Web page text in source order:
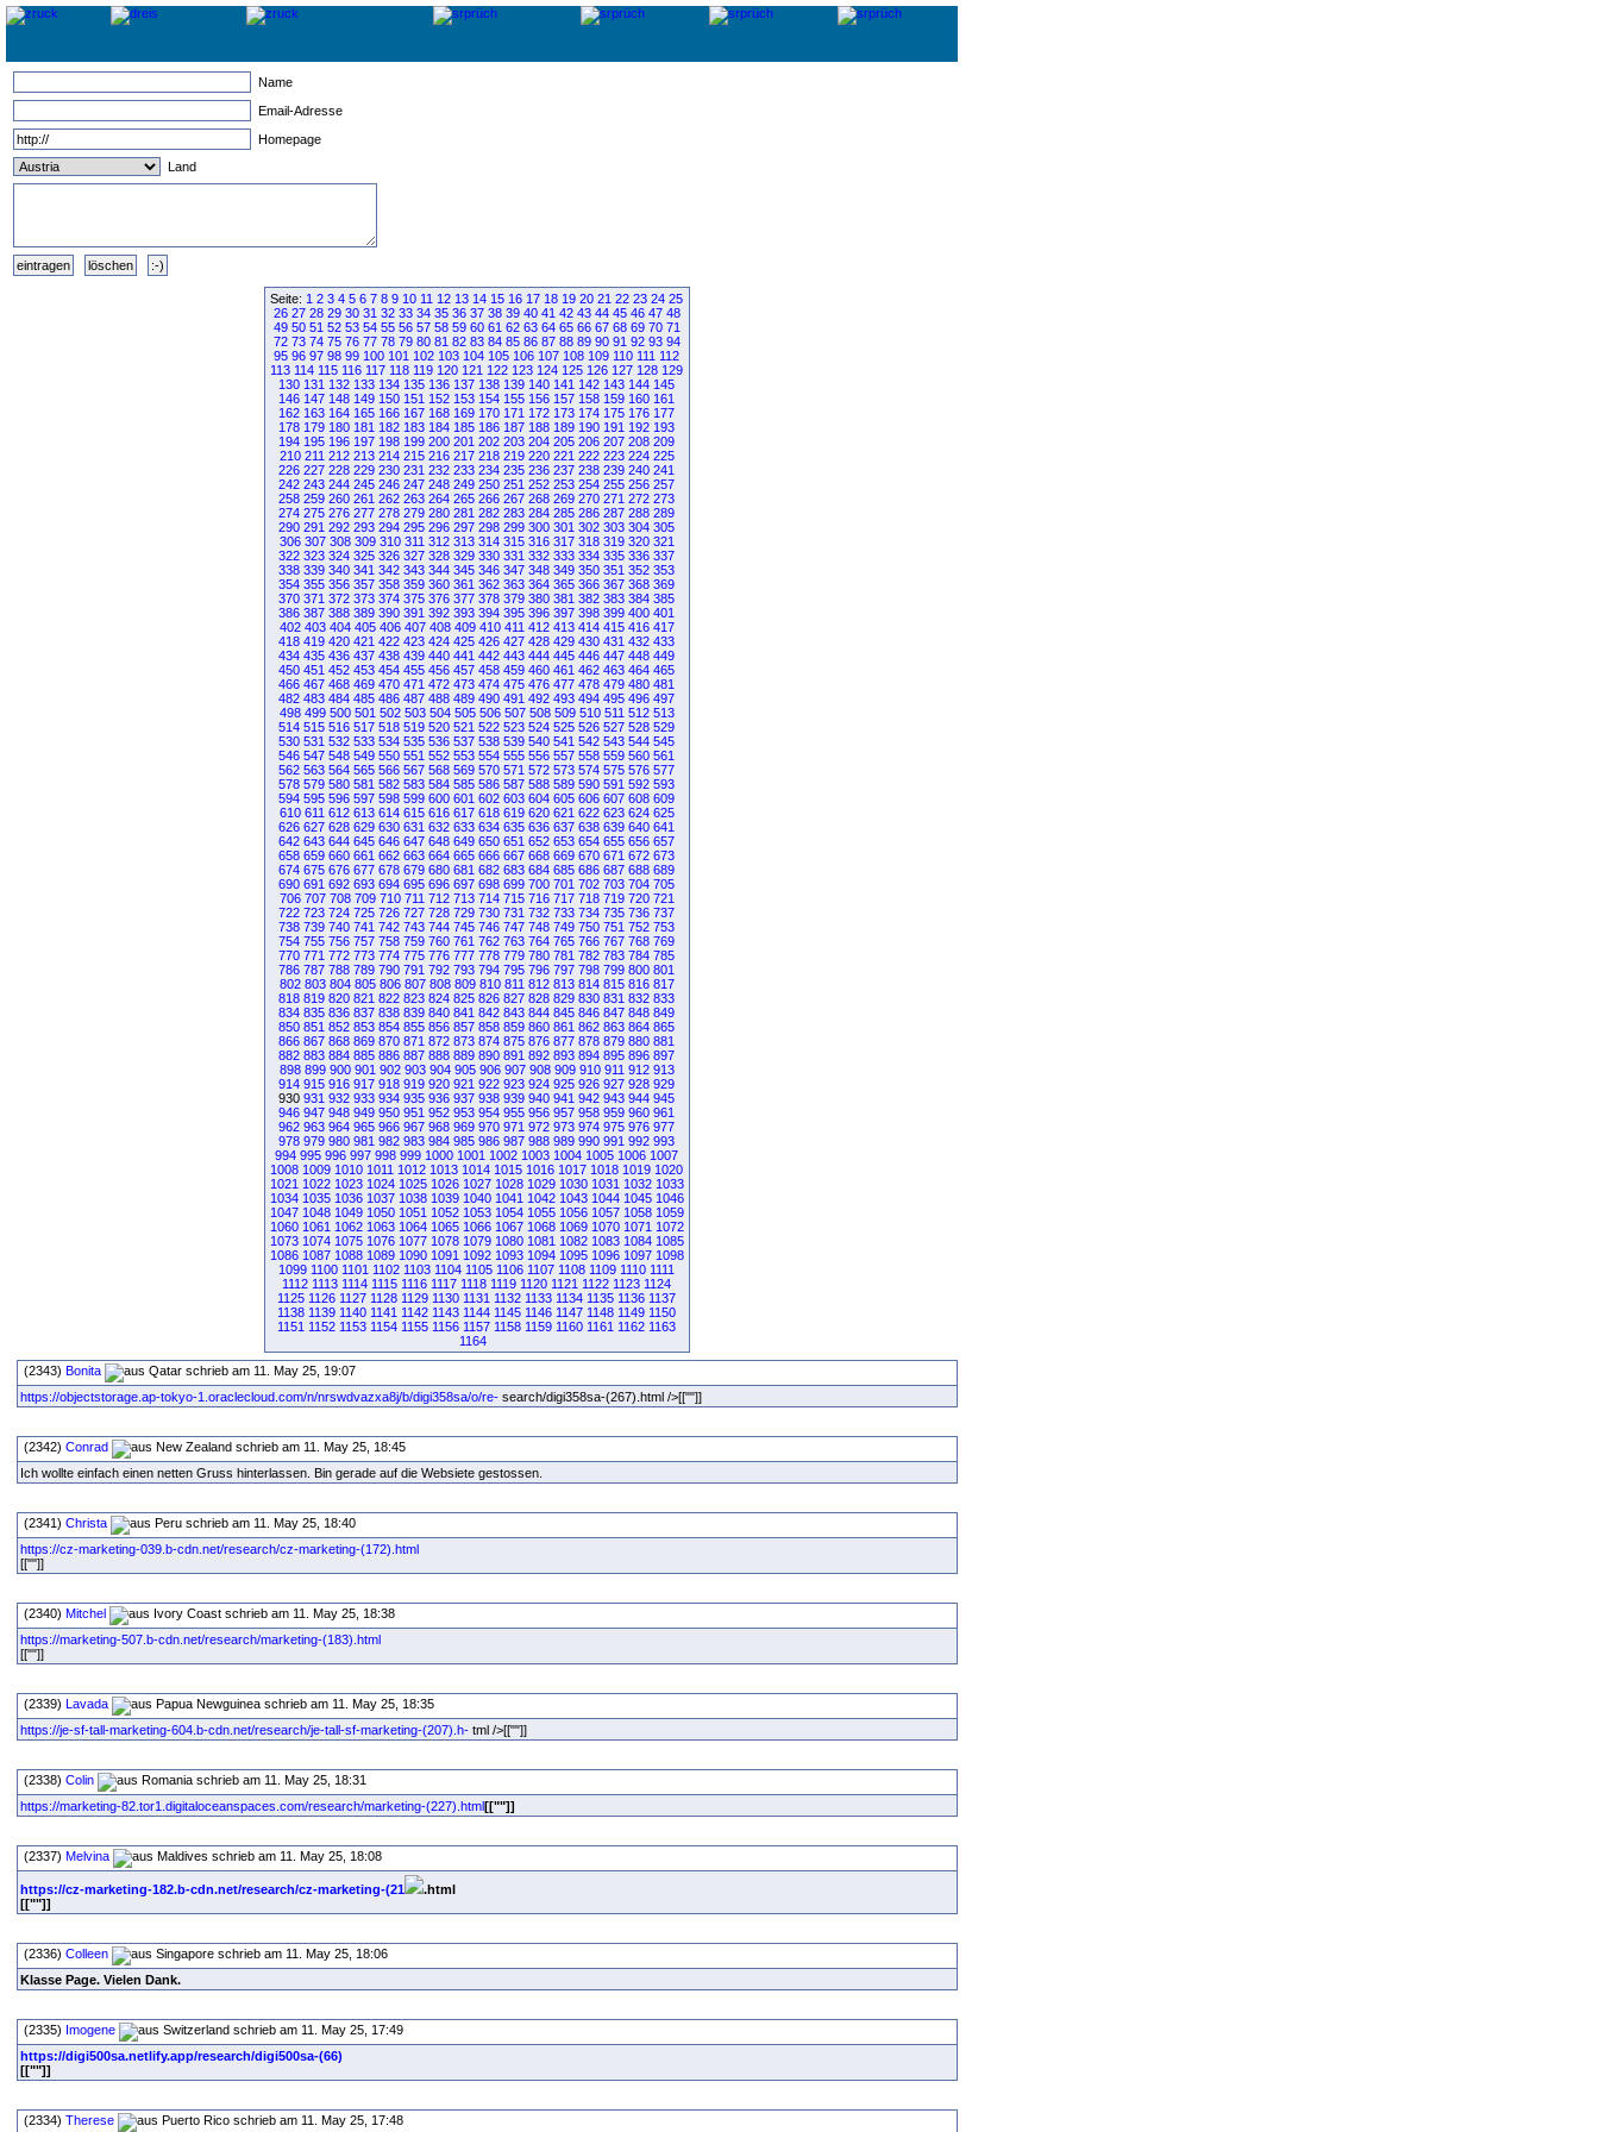
Name
Email-Adresse
Homepage
Land
Seite: 1 2 3 4 5 6 7 8 9 10 11 12 13 14 15 16 17 18 19 20 21 22 23 24 25
26 27 28 29 30 31 32 33 34 35 36 37 38 39 40 41 42 43 44 45 46 47 48
49 50 51 52 53 54 55 56 57 58 59 60 61 62 63 64 65 66 67 68 69 70 71
72 73 74 75 76 77 78 79 80 81 82 83 84 85 86 87 88 89 90 91 92 93 94
95 96 97 98 99 100 101 102 103 104 105 106 107 108 109 110 111 112
113 114 115 116 117 118 119 120 121 122 123 124 125 126 127 128 129
130 131 132 133 134 135 136 137 138 139 140 141 142 143 144 145
146 147 148 149 150 151 152 153 154 155 156 157 158 159 160 161
162 163 164 165 166 167 168 169 170 171 172 173 174 175 176 177
178 179 180 181 182 183 184 185 186 187 188 189 190 191 192 193
194 195 196 197 198 199 200 201 202 203 204 205 206 207 208 209
210 211 212 213 214 215 216 217 218 219 220 221 222 223 224 225
226 227 228 229 230 231 232 233 234 235 236 237 238 239 240 241
242 243 244 245 246 247 248 249 250 251 252 253 254 255 256 257
258 259 260 261 262 263 264 265 266 267 268 269 270 271 272 273
274 275 276 277 278 279 280 281 282 283 284 285 286 287 288 289
290 291 292 293 294 295 296 297 298 299 300 301 302 303 304 305
306 307 308 309 310 311 312 313 314 315 316 317 318 319 320 321
322 323 324 325 326 327 328 329 330 331 332 333 334 335 336 337
338 339 340 341 342 343 344 345 346 347 348 349 350 351 352 353
354 355 356 357 358 359 360 361 362 363 364 365 366 367 368 369
370 371 372 373 374 375 376 377 378 379 380 381 382 383 384 385
386 387 388 389 390 391 392 393 394 395 396 397 398 399 400 401
402 403 404 405 406 407 408 409 410 411 412 413 414 415 416 417
418 419 420 421 422 423 424 425 426 427 428 429 430 431 432 433
434 435 436 437 438 439 440 441 442 443 444 445 446 447 448 449
450 451 452 453 454 455 456 457 458 459 460 461 462 463 464 465
466 467 468 469 470 471 472 473 474 475 476 477 478 479 480 481
482 483 484 485 486 487 488 489 490 491 492 493 494 495 496 497
498 499 500 501 502 503 504 505 506 507 508 509 510 511 512 513
514 515 516 517 518 519 520 521 522 523 524 525 526 527 528 529
530 531 532 533 534 535 536 537 538 539 540 541 542 543 544 545
546 547 548 549 550 551 552 553 554 555 556 557 558 559 560 561
562 563 564 565 566 567 568 569 570 571 572 573 574 575 576 577
578 579 580 581 582 583 584 585 586 587 588 589 590 591 592 593
594 595 596 597 598 599 600 601 602 603 604 605 606 607 608 609
610 611 612 613 614 615 616 617 618 619 620 621 622 623 624 625
626 627 628 629 630 631 632 633 634 635 636 637 638 639 640 641
642 643 644 645 646 647 648 649 650 651 652 653 654 655 656 657
658 659 660 661 662 663 664 665 666 667 668 669 670 671 672 673
674 675 676 677 678 679 680 681 682 683 684 685 686 687 688 689
690 691 692 693 694 695 696 697 698 699 700 701 702 703 704 705
706 707 708 709 710 711 712 713 714 715 716 717 718 719 720 721
722 723 724 725 726 727 728 729 730 731 732 733 734 735 736 737
738 739 740 741 742 743 744 745 746 747 748 749 750 751 752 753
754 755 756 757 758 759 760 761 762 763 764 765 766 767 768 769
770 771 772 773 774 775 776 777 778 779 780 781 782 783 784 785
786 787 788 789 790 791 792 793 794 795 796 797 798 799 800 801
802 803 804 805 806 807 808 809 810 811 812 813 814 815 816 817
818 819 820 821 822 823 824 825 826 827 828 829 830 831 832 833
834 835 836 837 838 839 840 841 842 843 844 845 846 847 848 849
850 851 852 853 854 855 856 857 858 859 860 861 862 863 864 865
866 867 868 869 870 871 872 873 874 875 876 877 878 879 880 881
882 883 884 885 886 887 888 889 890 891 892 893 894 895 896 897
898 899 900 901 902 903 904 905 906 907 908 909 910 911 912 913
914 915 916 917 918 919 920 921 922 923 924 925 926 927 928 929
930 931 932 933 934 935 936 937 938 939 940 941 942 943 944 945
946 947 948 949 950 951 952 953 954 955 956 957 958 959 960 961
962 963 964 965 966 967 968 969 970 971 972 973 974 975 976 977
978 979 980 981 982 983 984 985 986 987 988 989 990 991 992 993
994 995 996 997 998 999 1000 1001 1002 1003 1004 1005 1006 1007
1008 1009 1010 1011 1012 1013 1014 1015 1016 1017 1018 1019 1020
1021 1022 1023 1024 1025 1026 1027 1028 1029 1030 1031 1032 1033
1034 1035 1036 1037 1038 1039 1040 1041 1042 1043 1044 1045 1046
1047 1048 1049 1050 1051 1052 1053 1054 1055 1056 1057 1058 1059
1060 1061 1062 1063 1064 1065 1066 1067 1068 1069 1070 1071 1072
1073 1074 1075 1076 1077 1078 1079 1080 1081 1082 1083 1084 1085
1086 1087 1088 1089 1090 1091 1092 1093 1094 1095 1096 1097 1098
1099 1100 1101 1102 1103 1104 1105 1106 1107 1108 1109 1110 1111
1112 1113 1114 1115 1116 1117 1118 1119 1120 1121 1122 1123 1124
1125 1126 1127 1128 1129 1130 1131 1132 1133 1134 1135 1136 1137
1138 1139 1140 1141 1142 1143 1144 1145 1146 1147 1148 1149 1150
1151 1152 1153 1154 1155 1156 1157 1158 1159 1160 1161 1162 1163
1164
(2343) Bonita
schrieb am 11. May 25, 19:07
https://objectstorage.ap-tokyo-1.oraclecloud.com/n/nrswdvazxa8j/b/digi358sa/o/re- search/digi358sa-(267).html />[[""]]
(2342) Conrad
schrieb am 11. May 25, 18:45
Ich wollte einfach einen netten Gruss hinterlassen. Bin gerade auf die Websiete gestossen.
(2341) Christa
schrieb am 11. May 25, 18:40
https://cz-marketing-039.b-cdn.net/research/cz-marketing-(172).html
[[""]]
(2340) Mitchel
schrieb am 11. May 25, 18:38
https://marketing-507.b-cdn.net/research/marketing-(183).html
[[""]]
(2339) Lavada
schrieb am 11. May 25, 18:35
https://je-sf-tall-marketing-604.b-cdn.net/research/je-tall-sf-marketing-(207).h- tml />[[""]]
(2338) Colin
schrieb am 11. May 25, 18:31
https://marketing-82.tor1.digitaloceanspaces.com/research/marketing-(227).html[[""]]
(2337) Melvina schrieb am 11. May 25, 18:08
https://cz-marketing-182.b-cdn.net/research/cz-marketing-(21
.html
[[""]]
(2336) Colleen
schrieb am 11. May 25, 18:06
Klasse Page. Vielen Dank.
(2335) Imogene
schrieb am 11. May 25, 17:49
https://digi500sa.netlify.app/research/digi500sa-(66)
[[""]]
(2334) Therese schrieb am 11. May 25, 17:48